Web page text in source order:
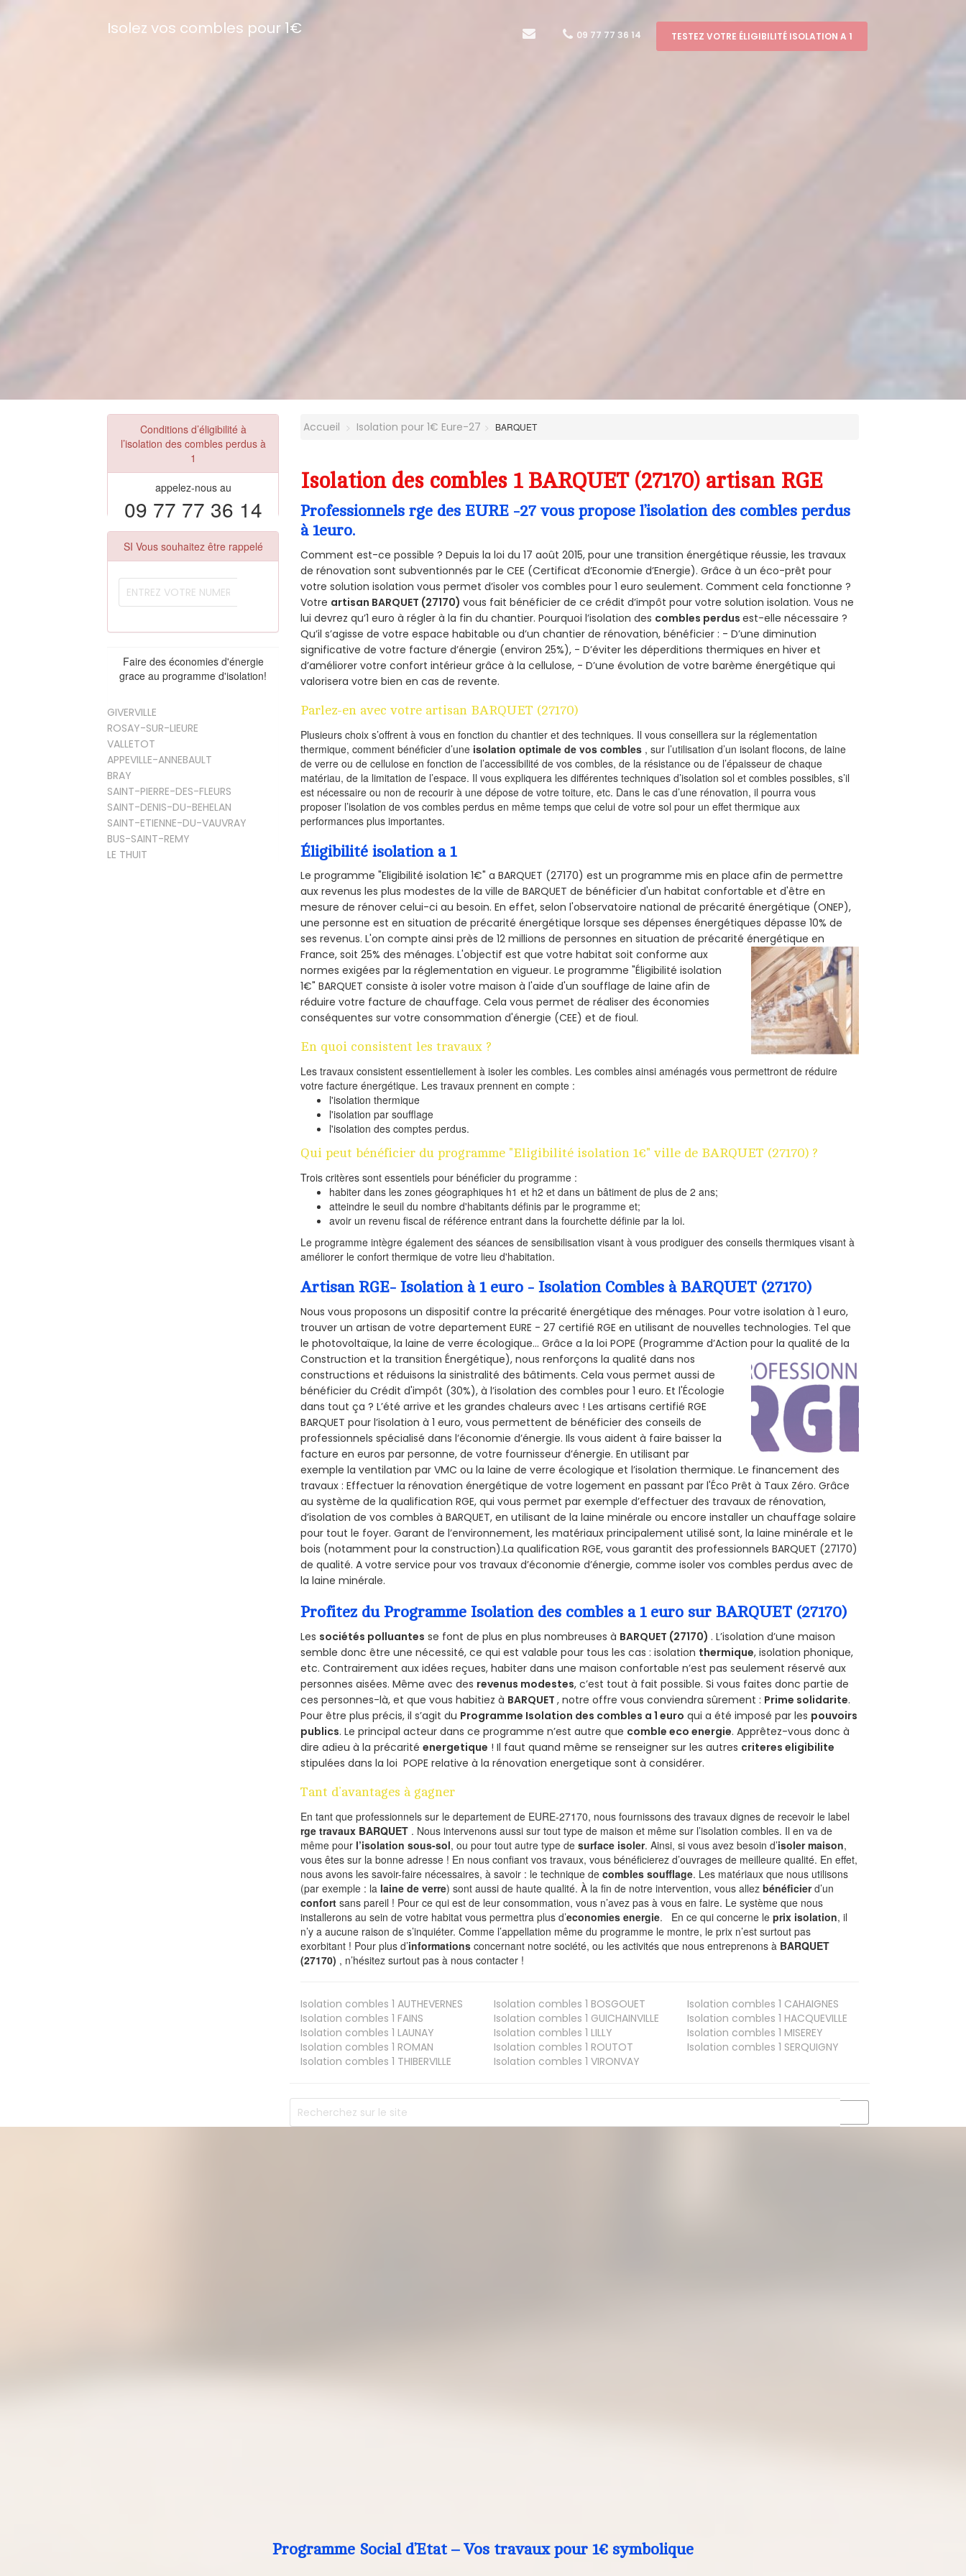
Isolez vos combles pour 1€ 09 77 77 36 14 TESTEZ VOTRE ÉLIGIBILITÉ ISOLATION A 1
Conditions d’éligibilité à
l’isolation des combles perdus à
1
appelez-nous au
09 77 77 36 14
SI Vous souhaitez être rappelé
Faire des économies d'énergie
grace au programme d'isolation!
GIVERVILLE
ROSAY-SUR-LIEURE
VALLETOT
APPEVILLE-ANNEBAULT
BRAY
SAINT-PIERRE-DES-FLEURS
SAINT-DENIS-DU-BEHELAN
SAINT-ETIENNE-DU-VAUVRAY
BUS-SAINT-REMY
LE THUIT
Accueil Isolation pour 1€ Eure-27 BARQUET
Isolation des combles 1 BARQUET (27170) artisan RGE
Professionnels rge des EURE -27 vous propose l’isolation des combles perdus
à 1euro.
Comment est-ce possible ? Depuis la loi du 17 août 2015, pour une transition énergétique réussie, les travaux
de rénovation sont subventionnés par le CEE (Certificat d’Economie d’Energie). Grâce à un éco-prêt pour
votre solution isolation vous permet d’isoler vos combles pour 1 euro seulement. Comment cela fonctionne ?
Votre artisan BARQUET (27170)vous fait bénéficier de ce crédit d’impôt pour votre solution isolation. Vous ne
lui devrez qu’1 euro à régler à la fin du chantier. Pourquoi l’isolation des combles perdusest-elle nécessaire ?
Qu’il s’agisse de votre espace habitable ou d’un chantier de rénovation, bénéficier : - D’une diminution
significative de votre facture d’énergie (environ 25%), - D’éviter les déperditions thermiques en hiver et
d’améliorer votre confort intérieur grâce à la cellulose, - D’une évolution de votre barème énergétique qui
valorisera votre bien en cas de revente.
Parlez-en avec votre artisan BARQUET (27170)
Plusieurs choix s’offrent à vous en fonction du chantier et des techniques. Il vous conseillera sur la réglementation
thermique, comment bénéficier d’une isolation optimale de vos combles , sur l’utilisation d’un isolant flocons, de laine
de verre ou de cellulose en fonction de l’accessibilité de vos combles, de la résistance ou de l’épaisseur de chaque
matériau, de la limitation de l’espace. Il vous expliquera les différentes techniques d’isolation sol et combles possibles, s’il
est nécessaire ou non de recourir à une dépose de votre toiture, etc. Dans le cas d’une rénovation, il pourra vous
proposer l’isolation de vos combles perdus en même temps que celui de votre sol pour un effet thermique aux
performances plus importantes.
Éligibilité isolation a 1
Le programme "Eligibilité isolation 1€" a BARQUET (27170) est un programme mis en place afin de permettre
aux revenus les plus modestes de la ville de BARQUET de bénéficier d'un habitat confortable et d'être en
mesure de rénover celui-ci au besoin. En effet, selon l'observatoire national de précarité énergétique (ONEP),
une personne est en situation de précarité énergétique lorsque ses dépenses énergétiques dépasse 10% de
ses revenus. L'on compte ainsi près de 12 millions de personnes en situation de précarité énergétique en
France, soit 25% des ménages.L'objectif est que votre habitat soit conforme aux
normes exigées par la réglementation en vigueur. Le programme "Éligibilité isolation
1€" BARQUET consiste à isoler votre maison à l'aide d'un soufflage de laine afin de
réduire votre facture de chauffage. Cela vous permet de réaliser des économies
conséquentes sur votre consommation d'énergie (CEE) et de fioul.
En quoi consistent les travaux ?
Les travaux consistent essentiellement à isoler les combles. Les combles ainsi aménagés vous permettront de réduire
votre facture énergétique. Les travaux prennent en compte :
l'isolation thermique
l'isolation par soufflage
l'isolation des comptes perdus.
Qui peut bénéficier du programme "Eligibilité isolation 1€" ville de BARQUET (27170) ?
Trois critères sont essentiels pour bénéficier du programme :
habiter dans les zones géographiques h1 et h2 et dans un bâtiment de plus de 2 ans;
atteindre le seuil du nombre d'habitants définis par le programme et;
avoir un revenu fiscal de référence entrant dans la fourchette définie par la loi.
Le programme intègre également des séances de sensibilisation visant à vous prodiguer des conseils thermiques visant à
améliorer le confort thermique de votre lieu d'habitation.
Artisan RGE- Isolation à 1 euro - Isolation Combles à BARQUET (27170)
Nous vous proposons un dispositif contre la précarité énergétique des ménages. Pour votre isolation à 1 euro,
trouver un artisan de votre departement EURE - 27 certifié RGE en utilisant de nouvelles technologies. Tel que
le photovoltaïque, la laine de verre écologique... Grâce a la loi POPE (Programme d’Action pour la qualité de la
Construction et la transition Énergétique), nous renforçons la qualité dans nos
constructions et réduisons la sinistralité des bâtiments. Cela vous permet aussi de
bénéficier du Crédit d'impôt (30%), à l’isolation des combles pour 1 euro. Et l'Écologie
dans tout ça ? L’été arrive et les grandes chaleurs avec ! Les artisans certifié RGE
BARQUET pour l’isolation à 1 euro, vous permettent de bénéficier des conseils de
professionnels spécialisé dans l’économie d’énergie. Ils vous aident à faire baisser la
facture en euros par personne, de votre fournisseur d’énergie. En utilisant par
exemple la ventilation par VMC ou la laine de verre écologique et l’isolation thermique. Le financement des
travaux : Effectuer la rénovation énergétique de votre logement en passant par l'Éco Prêt à Taux Zéro. Grâce
au système de la qualification RGE, qui vous permet par exemple d’effectuer des travaux de rénovation,
d’isolation de vos combles à BARQUET, en utilisant de la laine minérale ou encore installer un chauffage solaire
pour tout le foyer. Garant de l’environnement, les matériaux principalement utilisé sont, la laine minérale et le
bois (notamment pour la construction).La qualification RGE, vous garantit des professionnels BARQUET (27170)
de qualité. A votre service pour vos travaux d’économie d’énergie, comme isoler vos combles perdus avec de
la laine minérale.
Profitez du Programme Isolation des combles a 1 euro sur BARQUET (27170)
Les sociétés polluantes se font de plus en plus nombreuses à BARQUET (27170) . L’isolation d’une maison
semble donc être une nécessité, ce qui est valable pour tous les cas : isolation thermique, isolation phonique,
etc. Contrairement aux idées reçues, habiter dans une maison confortable n’est pas seulement réservé aux
personnes aisées. Même avec des revenus modestes, c’est tout à fait possible. Si vous faites donc partie de
ces personnes-là, et que vous habitiez à BARQUET, notre offre vous conviendra sûrement : Prime solidarite.
Pour être plus précis, il s’agit du Programme Isolation des combles a 1 euro qui a été imposé par les pouvoirs
publics. Le principal acteur dans ce programme n’est autre que comble eco energie. Apprêtez-vous donc à
dire adieu à la précaritéenergetique ! Il faut quand même se renseigner sur les autres criteres eligibilite
stipulées dans la loi POPE relative à la rénovation energetique sont à considérer.
Tant d’avantages à gagner
En tant que professionnels sur le departement de EURE-27170, nous fournissons des travaux dignes de recevoir le label
rge travaux BARQUET . Nous intervenons aussi sur tout type de maison et même sur l’isolation combles. Il en va de
même pour l’isolation sous-sol, ou pour tout autre type desurface isoler. Ainsi, si vous avez besoin d’isoler maison,
vous êtes sur la bonne adresse ! En nous confiant vos travaux, vous bénéficierez d’ouvrages de meilleure qualité. En effet,
nous avons les savoir-faire nécessaires, à savoir : le technique decombles soufflage. Les matériaux que nous utilisons
(par exemple : la laine de verre) sont aussi de haute qualité. À la fin de notre intervention, vous allezbénéficierd’un
confort sans pareil ! Pour ce qui est de leur consommation, vous n’avez pas à vous en faire. Le système que nous
installerons au sein de votre habitat vous permettra plus d’economies energie. En ce qui concerne leprix isolation, il
n’y a aucune raison de s’inquiéter. Comme l’appellation même du programme le montre, le prix n’est surtout pas
exorbitant ! Pour plus d’informations concernant notre société, ou les activités que nous entreprenons à BARQUET
(27170) , n’hésitez surtout pas à nous contacter !
Isolation combles 1 AUTHEVERNES Isolation combles 1 BOSGOUET Isolation combles 1 CAHAIGNES
Isolation combles 1 FAINS Isolation combles 1 GUICHAINVILLE Isolation combles 1 HACQUEVILLE
Isolation combles 1 LAUNAY Isolation combles 1 LILLY Isolation combles 1 MISEREY
Isolation combles 1 ROMAN Isolation combles 1 ROUTOT Isolation combles 1 SERQUIGNY
Isolation combles 1 THIBERVILLE Isolation combles 1 VIRONVAY
Programme Social d’Etat – Vos travaux pour 1€ symbolique